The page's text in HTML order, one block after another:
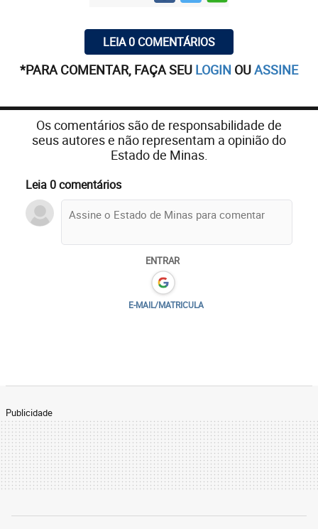
LEIA 0 COMENTÁRIOS
*PARA COMENTAR, FAÇA SEU LOGIN OUASSINE
Os comentários são de responsabilidade de
seus autores e não representam a opinião do
Estado de Minas.
Leia 0 comentários
ENTRAR
E-MAIL/MATRICULA
Publicidade